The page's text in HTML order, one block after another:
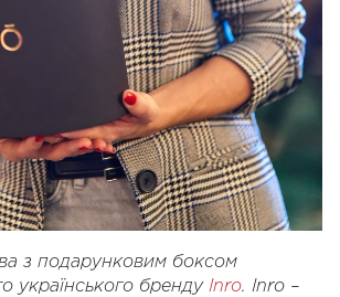
з подарунковим боксом
українського бренду Inro. Inro –